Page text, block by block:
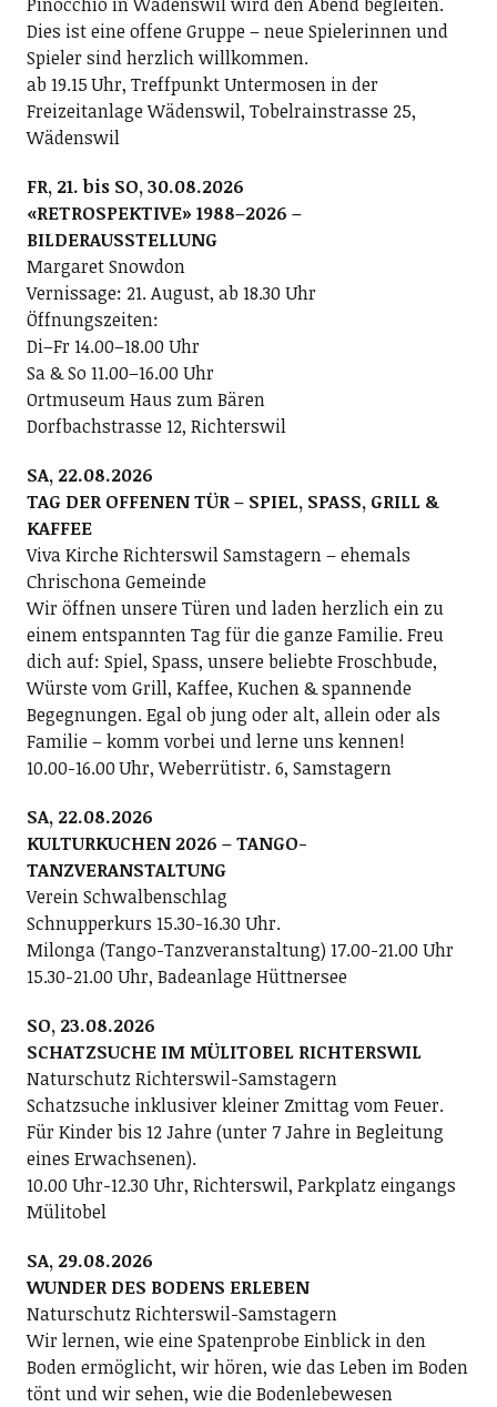
Dies ist eine offene Gruppe – neue Spielerinnen und
Spieler sind herzlich willkommen.
ab 19.15 Uhr, Treffpunkt Untermosen in der
Freizeitanlage Wädenswil, Tobelrainstrasse 25,
Wädenswil
FR, 21. bis SO, 30.08.2026
«RETROSPEKTIVE» 1988–2026 –
BILDERAUSSTELLUNG
Margaret Snowdon
Vernissage: 21. August, ab 18.30 Uhr
Öffnungszeiten:
Di–Fr 14.00–18.00 Uhr
Sa & So 11.00–16.00 Uhr
Ortmuseum Haus zum Bären
Dorfbachstrasse 12, Richterswil
SA, 22.08.2026
TAG DER OFFENEN TÜR – SPIEL, SPASS, GRILL &
KAFFEE
Viva Kirche Richterswil Samstagern – ehemals
Chrischona Gemeinde
Wir öffnen unsere Türen und laden herzlich ein zu
einem entspannten Tag für die ganze Familie. Freu
dich auf: Spiel, Spass, unsere beliebte Froschbude,
Würste vom Grill, Kaffee, Kuchen & spannende
Begegnungen. Egal ob jung oder alt, allein oder als
Familie – komm vorbei und lerne uns kennen!
10.00-16.00 Uhr, Weberrütistr. 6, Samstagern
SA, 22.08.2026
KULTURKUCHEN 2026 – TANGO-
TANZVERANSTALTUNG
Verein Schwalbenschlag
Schnupperkurs 15.30-16.30 Uhr.
Milonga (Tango-Tanzveranstaltung) 17.00-21.00 Uhr
15.30-21.00 Uhr, Badeanlage Hüttnersee
SO, 23.08.2026
SCHATZSUCHE IM MÜLITOBEL RICHTERSWIL
Naturschutz Richterswil-Samstagern
Schatzsuche inklusiver kleiner Zmittag vom Feuer.
Für Kinder bis 12 Jahre (unter 7 Jahre in Begleitung
eines Erwachsenen).
10.00 Uhr-12.30 Uhr, Richterswil, Parkplatz eingangs
Mülitobel
SA, 29.08.2026
WUNDER DES BODENS ERLEBEN
Naturschutz Richterswil-Samstagern
Wir lernen, wie eine Spatenprobe Einblick in den
Boden ermöglicht, wir hören, wie das Leben im Boden
tönt und wir sehen, wie die Bodenlebewesen